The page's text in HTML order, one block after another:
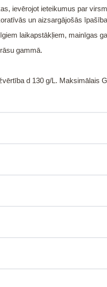
ievērojot ieteikumus par
un aizsargājošās
laikapstākļiem, mainīgas
gammā.
d 130 g/L. Maksimālais